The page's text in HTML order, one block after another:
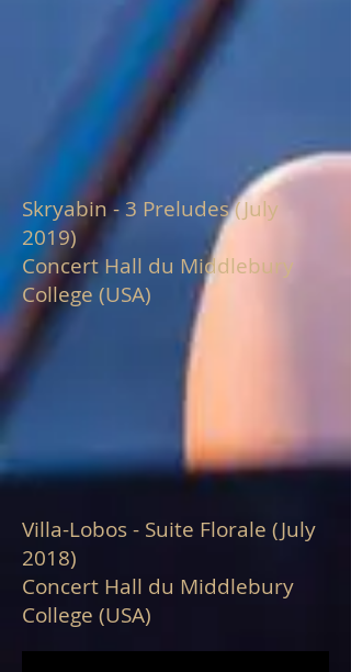
Villa-Lobos - Suite Florale (July
2018)
Concert Hall du Middlebury
College (USA)
Skryabin - 3 Preludes (July
2019)
Concert Hall du Middlebury
College (USA)